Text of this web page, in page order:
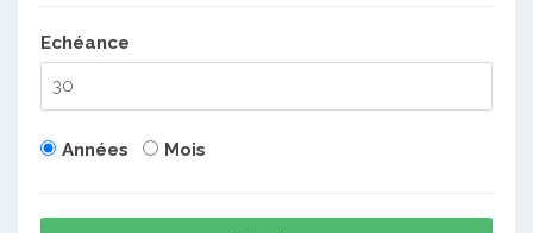
Echéance
Années Mois